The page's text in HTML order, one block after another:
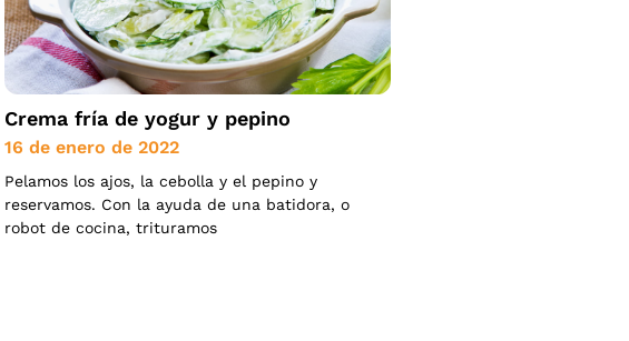
Crema fría de yogur y pepino
16 de enero de 2022
Pelamos los ajos, la cebolla y el pepino y
reservamos. Con la ayuda de una batidora, o
robot de cocina, trituramos